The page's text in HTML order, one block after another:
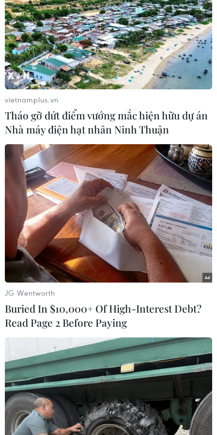
TIN LIÊN QUAN
Trung Quốc: Lỗ ròng của Evergrande
giảm mạnh trong nửa đầu năm nay
28/08/2023 02:35
Evergrande cho biết khả năng duy trì hoạt động của tập
đoàn này phụ thuộc vào việc có thực hiện thành công kế
hoạch tái cơ cấu nợ nước ngoài và đàm phán về việc
gia hạn trả nợ với các chủ nợ còn lại.
vietnamplus.vn
Tháo gỡ dứt điểm vướng mắc hiện hữu dự án
Nhà máy điện hạt nhân Ninh Thuận
JG Wentworth
Buried In $10,000+ Of High-Interest Debt?
Read Page 2 Before Paying